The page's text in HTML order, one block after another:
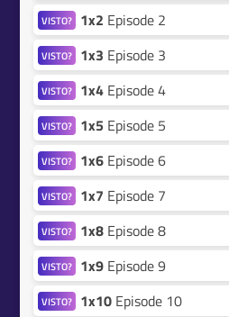
VISTO? 1x2 Episode 2
VISTO? 1x3 Episode 3
VISTO? 1x4 Episode 4
VISTO? 1x5 Episode 5
VISTO? 1x6 Episode 6
VISTO? 1x7 Episode 7
VISTO? 1x8 Episode 8
VISTO? 1x9 Episode 9
VISTO? 1x10 Episode 10